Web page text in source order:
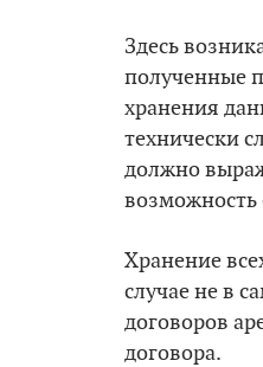
Здесь
полученные
хранения
технически
должно
возможность
Хранение
случае не в
договоров
договора.